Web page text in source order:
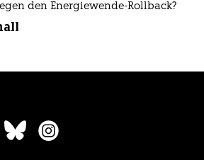
den Energiewende-Rollback?